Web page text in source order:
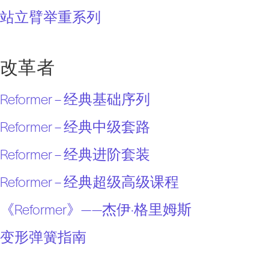
站立臂举重系列
改革者
Reformer – 经典基础序列
Reformer – 经典中级套路
Reformer – 经典进阶套装
Reformer – 经典超级高级课程
《Reformer》——杰伊·格里姆斯
变形弹簧指南